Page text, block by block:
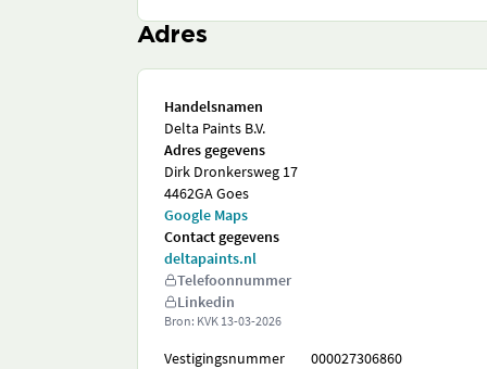
Adres
Handelsnamen
Delta Paints B.V.
Adres gegevens
Dirk Dronkersweg 17
4462GA Goes
Google Maps
Contact gegevens
deltapaints.nl
Telefoonnummer
Linkedin
Bron: KVK 13-03-2026
Vestigingsnummer
000027306860